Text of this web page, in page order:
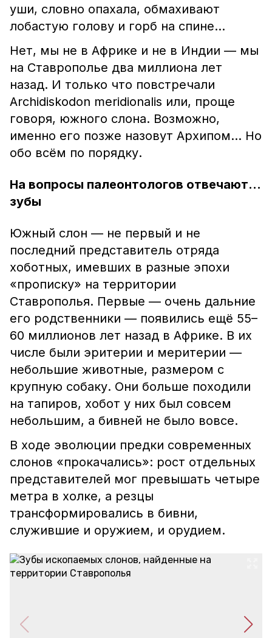
уши, словно опахала, обмахивают
лобастую голову и горб на спине…
Нет, мы не в Африке и не в Индии — мы
на Ставрополье два миллиона лет
назад. И только что повстречали
Archidiskodon meridionalis или, проще
говоря, южного слона. Возможно,
именно его позже назовут Архипом… Но
обо всём по порядку.
На вопросы палеонтологов отвечают…
зубы
Южный слон — не первый и не
последний представитель отряда
хоботных, имевших в разные эпохи
«прописку» на территории
Ставрополья. Первые — очень дальние
его родственники — появились ещё 55–
60 миллионов лет назад в Африке. В их
числе были эритерии и меритерии —
небольшие животные, размером с
крупную собаку. Они больше походили
на тапиров, хобот у них был совсем
небольшим, а бивней не было вовсе.
В ходе эволюции предки современных
слонов «прокачались»: рост отдельных
представителей мог превышать четыре
метра в холке, а резцы
трансформировались в бивни,
служившие и оружием, и орудием.